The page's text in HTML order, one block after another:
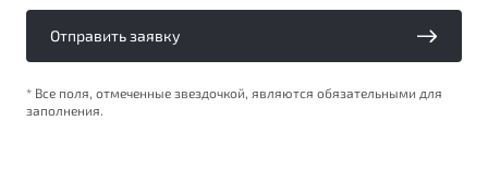
Обзор В наличии
Отправить заявку
* Все поля, отмеченные звездочкой, являются обязательными для
заполнения.